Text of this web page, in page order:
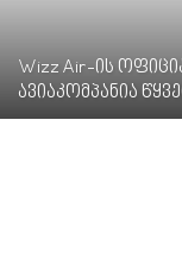
Wizz Air-ის
ავიაკომპანია